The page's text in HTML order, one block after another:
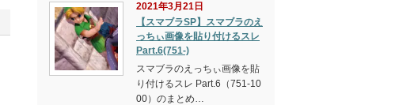
2021年3月21日
【スマブラSP】スマブラのえ
っちぃ画像を貼り付けるスレ
Part.6(751-)
スマブラのえっちぃ画像を貼
り付けるスレ Part.6（751-10
00）のまとめ…